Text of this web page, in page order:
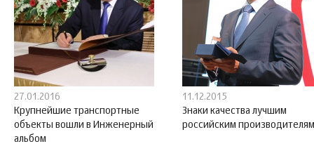
27.01.2016
Крупнейшие транспортные
объекты вошли в Инженерный
альбом
11.12.2015
Знаки качества лучшим
российским производителям